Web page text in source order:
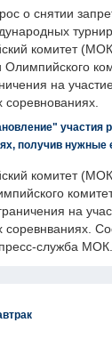
о снятии
комитет
на
соревнованиях.
участия
получив нужные
комитет
на
соревнваниях.
служба МОК.